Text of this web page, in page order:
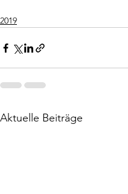
2019
Aktuelle Beiträge